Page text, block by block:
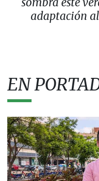
adaptación
EN